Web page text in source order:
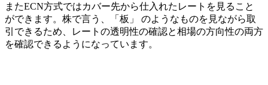
またECN方式ではカバー先から仕入れたレートを見ること
ができます。株で言う、「板」 のようなものを見ながら取
引できるため、レートの透明性の確認と相場の方向性の両方
を確認できるようになっています。